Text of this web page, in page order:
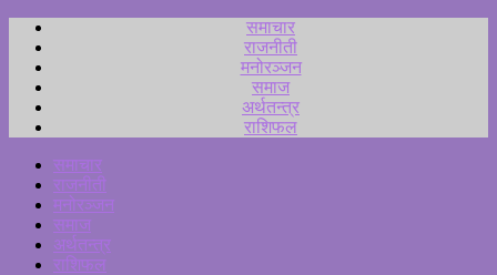
समाचार
राजनीती
मनोरञ्जन
समाज
अर्थतन्त्र
राशिफल
समाचार
राजनीती
मनोरञ्जन
समाज
अर्थतन्त्र
राशिफल